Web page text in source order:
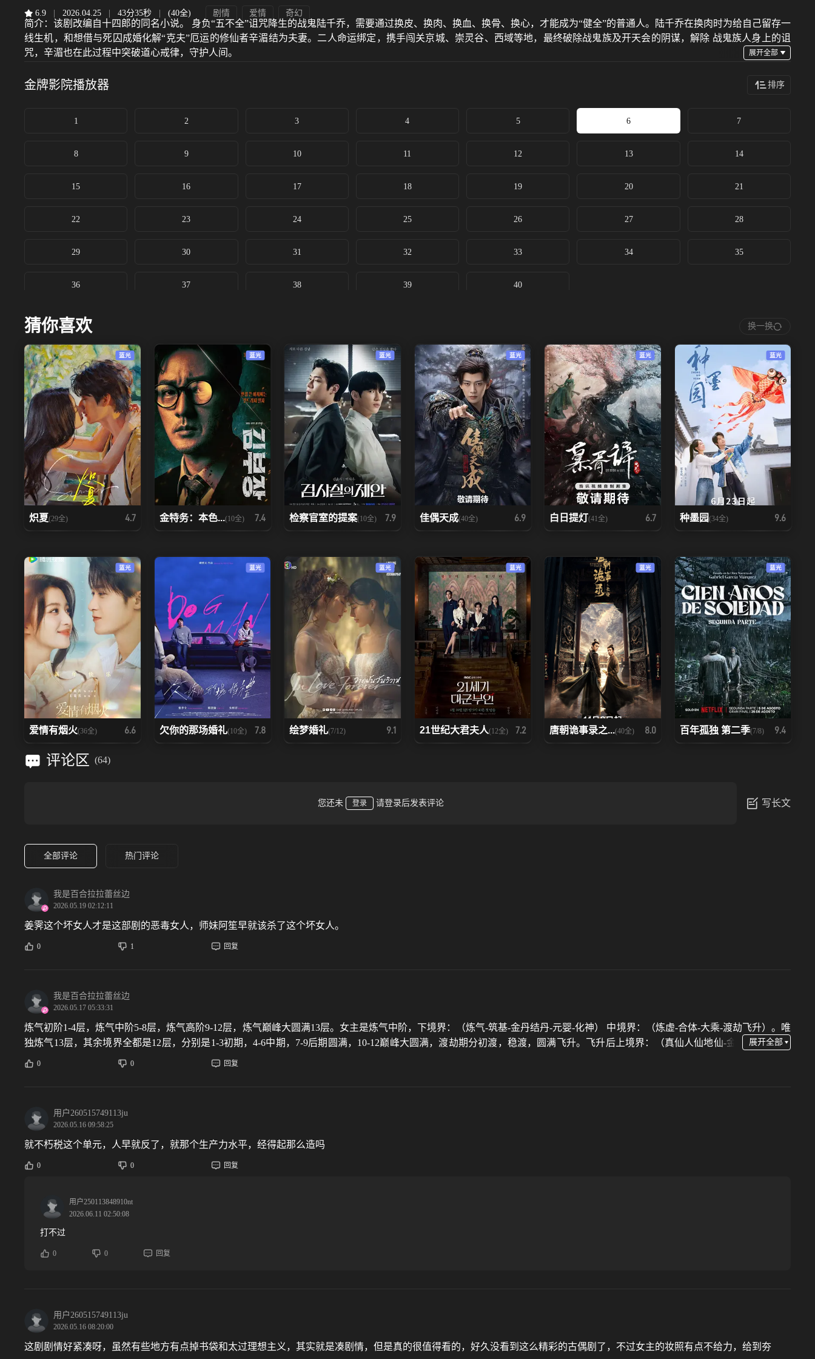
6.9 2026.04.25 43分35秒 (40全) 剧情 爱情 奇幻
简介： 该剧改编自十四郎的同名小说。 身负“五不全”诅咒降生的战鬼陆千乔，需要通过换皮、换肉、换血、换骨、换心，才能成为“健全”的普通人。陆千乔在换肉时为给自己留存一
线生机，和想借与死囚成婚化解“克夫”厄运的修仙者辛湄结为夫妻。二人命运绑定，携手闯关京城、崇灵谷、西域等地，最终破除战鬼族及开天会的阴谋，解除 战鬼族人身上的诅
咒，辛湄也在此过程中突破道心戒律，守护人间。
金牌影院播放器 排序
1 2 3 4 5 6 7
8 9 10 11 12 13 14
15 16 17 18 19 20 21
22 23 24 25 26 27 28
29 30 31 32 33 34 35
36 37 38 39 40
猜你喜欢 换一换
蓝光
炽夏(29全) 4.7
蓝光
金特务：本色...(10全) 7.4
蓝光
检察官室的提案(10全) 7.9
蓝光
佳偶天成(40全) 6.9
蓝光
白日提灯(41全) 6.7
蓝光
种墨园(34全) 9.6
蓝光
爱情有烟火(36全) 6.6
蓝光
欠你的那场婚礼(10全) 7.8
蓝光
绘梦婚礼(7/12) 9.1
蓝光
21世纪大君夫人(12全) 7.2
蓝光
唐朝诡事录之...(40全) 8.0
蓝光
百年孤独 第二季(7/8) 9.4
评论区 (64)
您还未 登录 请登录后发表评论 写长文
全部评论 热门评论
我是百合拉拉蕾丝边
2026.05.19 02:12:11
姜霁这个坏女人才是这部剧的恶毒女人，师妹阿笙早就该杀了这个坏女人。
0 1 回复
我是百合拉拉蕾丝边
2026.05.17 05:33:31
炼气初阶1-4层，炼气中阶5-8层，炼气高阶9-12层，炼气巅峰大圆满13层。女主是炼气中阶，下境界：（炼气-筑基-金丹结丹-元婴-化神） 中境界：（炼虚-合体-大乘-渡劫飞升）。唯
独炼气13层，其余境界全都是12层，分别是1-3初期，4-6中期，7-9后期圆满，10-12巅峰大圆满，渡劫期分初渡，稳渡，圆满飞升。飞升后上境界：（真仙人仙地仙-金
仙玄仙-太乙境太乙金仙-大罗境大罗金仙-道祖圣人）
0 0 回复
用户260515749113ju
2026.05.16 09:58:25
就不朽税这个单元，人早就反了，就那个生产力水平，经得起那么造吗
0 0 回复
用户250113848910nt
2026.06.11 02:50:08
打不过
0 0 回复
用户260515749113ju
2026.05.16 08:20:00
这剧剧情好紧凑呀，虽然有些地方有点掉书袋和太过理想主义，其实就是凑剧情，但是真的很值得看的，好久没看到这么精彩的古偶剧了，不过女主的妆照有点不给力，给到夯